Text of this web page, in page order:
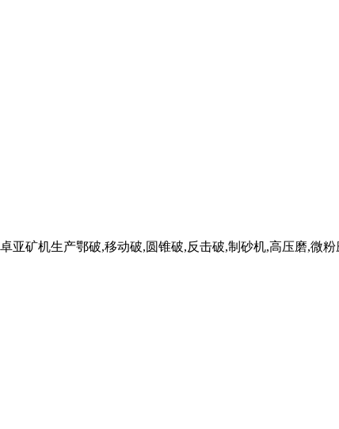
亚矿机生产鄂破,移动破,圆锥破,反击破,制砂机,高压磨,微